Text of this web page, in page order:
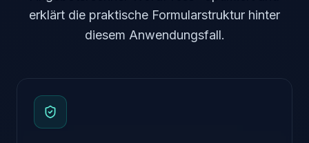
erklärt die praktische Formularstruktur hinter
diesem Anwendungsfall.